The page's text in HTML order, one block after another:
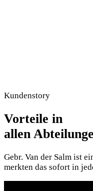
Kundenstory
Vorteile in
allen
Gebr. Van der Salm ist
merkten das sofort in